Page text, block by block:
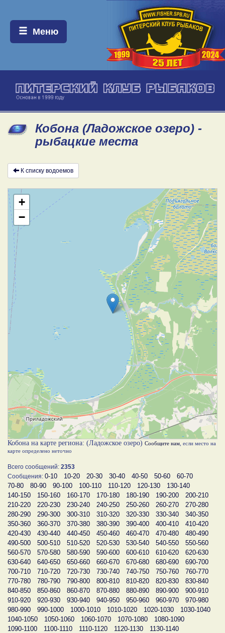
Меню:
Меню
Кобона (Ладожское озеро) -
рыбацкие места
К списку водоемов
+
−
Кобона на карте региона: (Ладожское озеро) Сообщите нам , если место на
карте определено неточно
Всего сообщений: 2353
Сообщения: 0-10 10-20 20-30 30-40 40-50 50-60
60-70
70-80
80-90 90-100 100-110 110-120 120-130
130-140
140-150
150-160 160-170 170-180 180-190 190-200
200-210
210-220
220-230 230-240 240-250 250-260 260-270
270-280
280-290
290-300 300-310 310-320 320-330 330-340
340-350
350-360
360-370 370-380 380-390 390-400 400-410
410-420
420-430
430-440 440-450 450-460 460-470 470-480
480-490
490-500
500-510 510-520 520-530 530-540 540-550
550-560
560-570
570-580 580-590 590-600 600-610 610-620
620-630
630-640
640-650 650-660 660-670 670-680 680-690
690-700
700-710
710-720 720-730 730-740 740-750 750-760
760-770
770-780
780-790 790-800 800-810 810-820 820-830
830-840
840-850
850-860 860-870 870-880 880-890 890-900
900-910
910-920
920-930 930-940 940-950 950-960 960-970
970-980
980-990
990-1000 1000-1010 1010-1020 1020-1030
1030-1040
1040-1050
1050-1060 1060-1070 1070-1080
1080-1090
1090-1100
1100-1110 1110-1120 1120-1130
1130-1140